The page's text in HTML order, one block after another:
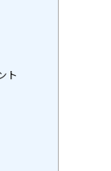
ト